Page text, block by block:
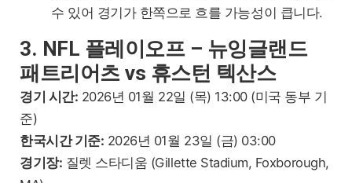
수 있어 경기가 한쪽으로 흐를 가능성이 큽니다.
3. NFL 플레이오프 – 뉴잉글랜드
패트리어츠 vs 휴스턴 텍산스
경기 시간: 2026년 01월 22일 (목) 13:00 (미국 동부 기
준)
한국시간 기준: 2026년 01월 23일 (금) 03:00
경기장: 질렛 스타디움 (Gillette Stadium, Foxborough,